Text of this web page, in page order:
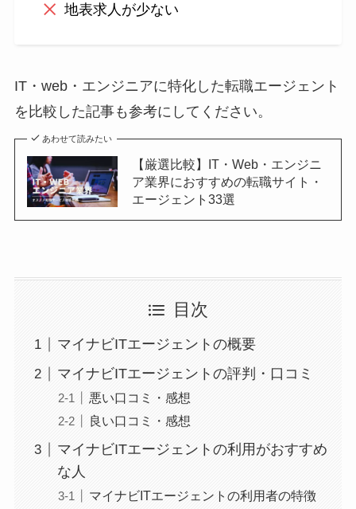
地表求人が少ない
IT・web・エンジニアに特化した転職エージェント
を比較した記事も参考にしてください。
あわせて読みたい
【厳選比較】IT・Web・エンジニ
ア業界におすすめの転職サイト・
エージェント33選
目次
マイナビITエージェントの概要
マイナビITエージェントの評判・口コミ
悪い口コミ・感想
良い口コミ・感想
マイナビITエージェントの利用がおすすめ
な人
マイナビITエージェントの利用者の特徴